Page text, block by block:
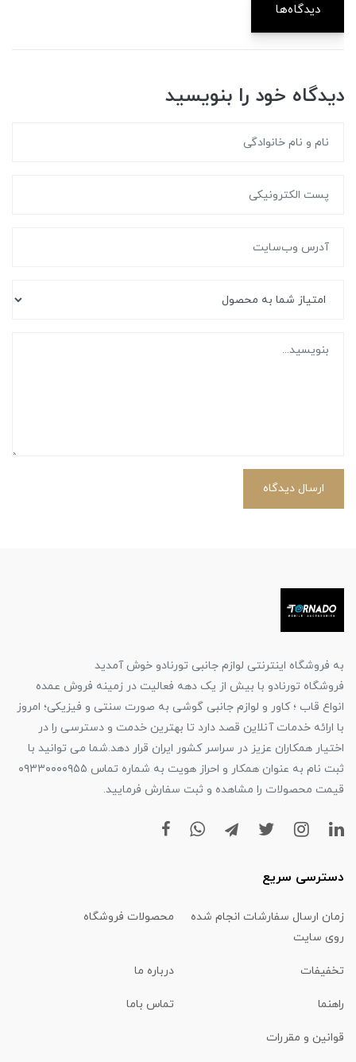
دیدگاه‌ها
دیدگاه خود را بنویسید
ارسال دیدگاه
به فروشگاه اینترنتی لوازم جانبی تورنادو خوش آمدید
فروشگاه تورنادو با بیش از یک دهه فعالیت در زمینه فروش عمده
انواع قاب ؛ کاور و لوازم جانبی گوشی به صورت سنتی و فیزیکی؛ امروز
با ارائه خدمات آنلاین قصد دارد تا بهترین خدمت و دسترسی را در
اختیار همکاران عزیز در سراسر کشور ایران قرار دهد.شما می توانید با
ثبت نام به عنوان همکار و احراز هویت به شماره تماس ۰۹۳۳۰۰۰۰۹۵۵
قیمت محصولات را مشاهده و ثبت سفارش فرمایید.
دسترسی سریع
زمان ارسال سفارشات انجام شده
روی سایت
محصولات فروشگاه
تخفیفات درباره ما
راهنما تماس باما
قوانین و مقررات